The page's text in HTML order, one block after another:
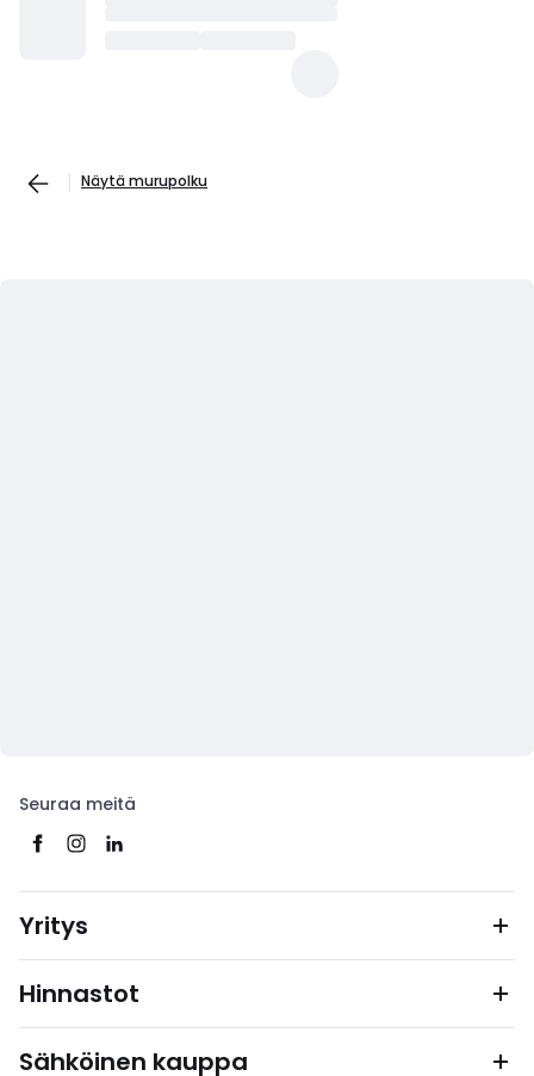
Näytä murupolku
Seuraa meitä
Yritys
Hinnastot
Sähköinen kauppa